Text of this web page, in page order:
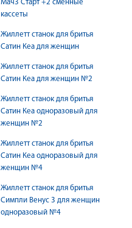
Мач3 Старт +2 сменные
кассеты
Жиллетт станок для бритья
Сатин Кеа для женщин
Жиллетт станок для бритья
Сатин Кеа для женщин №2
Жиллетт станок для бритья
Сатин Кеа одноразовый для
женщин №2
Жиллетт станок для бритья
Сатин Кеа одноразовый для
женщин №4
Жиллетт станок для бритья
Симпли Венус 3 для женщин
одноразовый №4